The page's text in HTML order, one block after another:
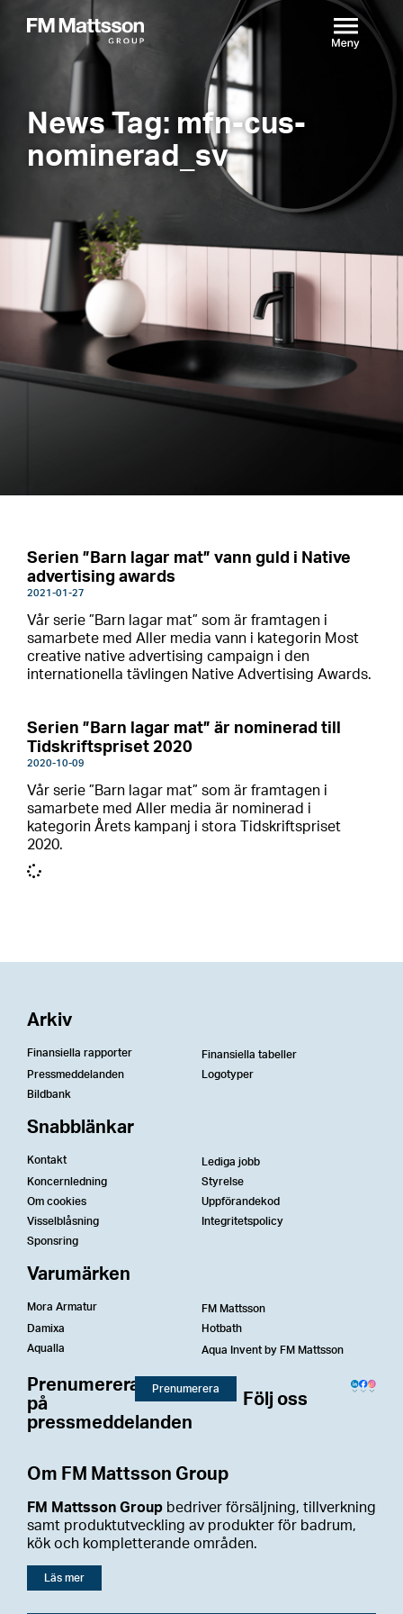
News Tag: mfn-cus-
nominerad_sv
Serien ”Barn lagar mat” vann guld i Native
advertising awards
2021-01-27
Vår serie ”Barn lagar mat” som är framtagen i
samarbete med Aller media vann i kategorin Most
creative native advertising campaign i den
internationella tävlingen Native Advertising Awards.
Serien ”Barn lagar mat” är nominerad till
Tidskriftspriset 2020
2020-10-09
​Vår serie ”Barn lagar mat” som är framtagen i
samarbete med Aller media är nominerad i
kategorin Årets kampanj i stora Tidskriftspriset
2020.
Om FM Mattsson Group
FM Mattsson Group bedriver försäljning, tillverkning
samt produktutveckling av produkter för badrum,
kök och kompletterande områden.
Läs mer
Arkiv
Finansiella rapporter
Finansiella tabeller
Pressmeddelanden
Logotyper
Bildbank
Snabblänkar
Kontakt
Lediga jobb
Koncernledning
Styrelse
Om cookies
Uppförandekod
Visselblåsning
Integritetspolicy
Sponsring
Varumärken
Mora Armatur
FM Mattsson
Damixa
Hotbath
Aqualla
Aqua Invent by FM Mattsson
Prenumerera
på
pressmeddelanden
Prenumerera
Följ oss